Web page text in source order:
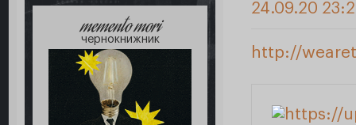
memento mori
чернокнижник
24.09.20
http://